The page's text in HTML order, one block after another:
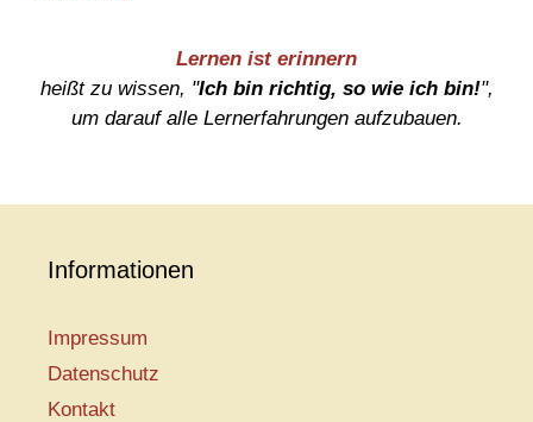
Lernen ist erinnern
heißt zu wissen, "Ich bin richtig, so wie ich bin!",
um darauf alle Lernerfahrungen aufzubauen.
Informationen
Impressum
Datenschutz
Kontakt